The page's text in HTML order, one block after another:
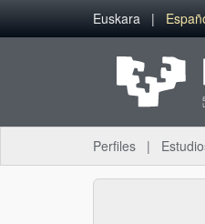
Saltar al contenido principal
Euskara
Perfiles